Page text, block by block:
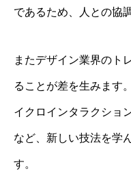
であるため、人との協
またデザイン業界のト
ることが差を生みます
イクロインタラクショ
など、新しい技法を学
す。